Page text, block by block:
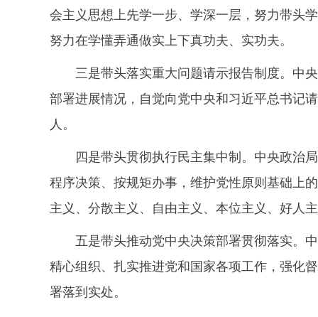
会主义思想上先学一步、学深一层，努力带头
努力在学懂弄通做实上下真功夫、实功夫。
三是带头落实重大问题请示报告制度。中
部署进展情况，自觉向党中央和习近平总书记
人。
四是带头贯彻执行民主集中制。中央政治
程序决策、按规矩办事，维护党性原则基础上
主义、分散主义、自由主义、本位主义、好人
五是带头推动党中央决策部署贯彻落实。
精心组织、扎实推进党和国家各项工作，强化
署落到实处。